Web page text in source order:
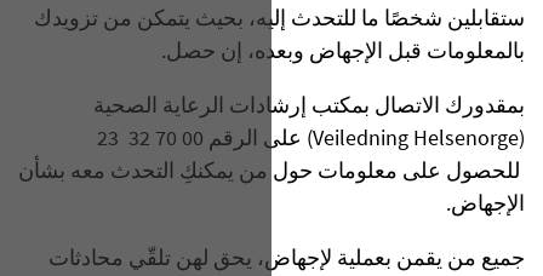
ستقابلين شخصًا ما للتحدث إليه، بحيث يتمكن من تزويدك
بالمعلومات قبل الإجهاض وبعده، إن حصل.
بمقدورك الاتصال بمكتب إرشادات الرعاية الصحية
(Veiledning Helsenorge) على الرقم 00 70 32 23
للحصول على معلومات حول من يمكنكِ التحدث معه بشأن
الإجهاض.
جميع من يقمن بعملية لإجهاض، يحق لهن تلقّي محادثات